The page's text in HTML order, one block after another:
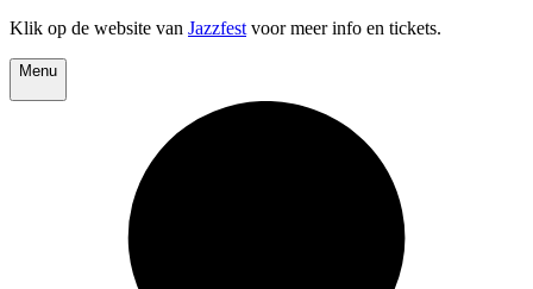
Klik op de website van Jazzfest voor meer info en tickets.
Menu